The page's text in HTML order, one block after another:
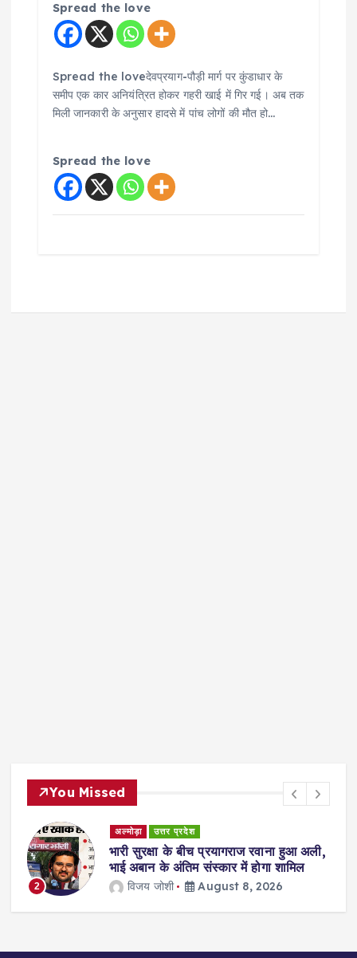
Spread the love
Spread the loveदेवप्रयाग-पौड़ी मार्ग पर कुंडाधार के
समीप एक कार अनियंत्रित होकर गहरी खाई में गिर गई। अब तक
मिली जानकारी के अनुसार हादसे में पांच लोगों की मौत हो…
Spread the love
You Missed
2
अल्मोड़ा उत्तर प्रदेश
भारी सुरक्षा के बीच प्रयागराज रवाना हुआ अली,
भाई अबान के अंतिम संस्कार में होगा शामिल
विजय जोशी August 8, 2026